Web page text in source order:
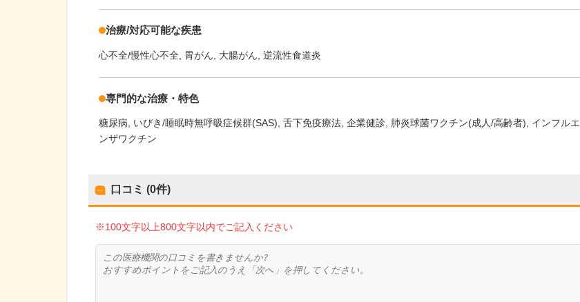
治療/対応可能な疾患
心不全/慢性心不全 胃がん 大腸がん 逆流性食道炎
専門的な治療・特色
糖尿病 いびき/睡眠時無呼吸症候群(SAS) 舌下免疫療法 企業健診 肺炎球菌ワクチン(成人/高齢者)
インフルエ
ンザワクチン
口コミ (0件)
※100文字以上800文字以内でご記入ください